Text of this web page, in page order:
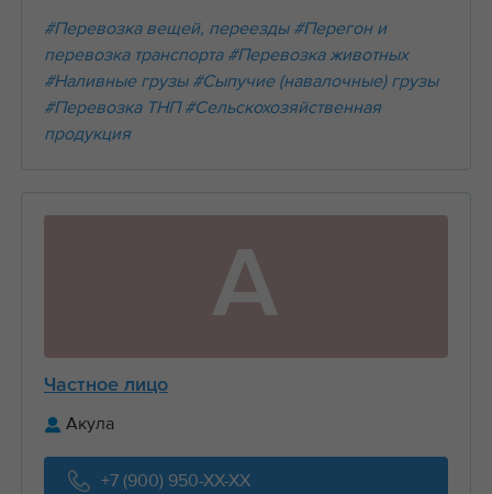
#Перевозка вещей, переезды #Перегон и
перевозка транспорта #Перевозка животных
#Наливные грузы #Сыпучие (навалочные) грузы
#Перевозка ТНП #Сельскохозяйственная
продукция
А
Частное лицо
Акула
+7 (900) 950-XX-XX